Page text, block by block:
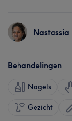
Nastassia
Behandelingen
Nagels
Gezicht